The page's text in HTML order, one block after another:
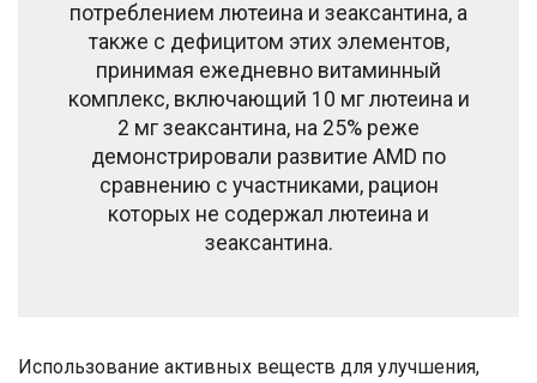
потреблением лютеина и зеаксантина, а
также с дефицитом этих элементов,
принимая ежедневно витаминный
комплекс, включающий 10 мг лютеина и
2 мг зеаксантина, на 25% реже
демонстрировали развитие AMD по
сравнению с участниками, рацион
которых не содержал лютеина и
зеаксантина.
Использование активных веществ для улучшения,